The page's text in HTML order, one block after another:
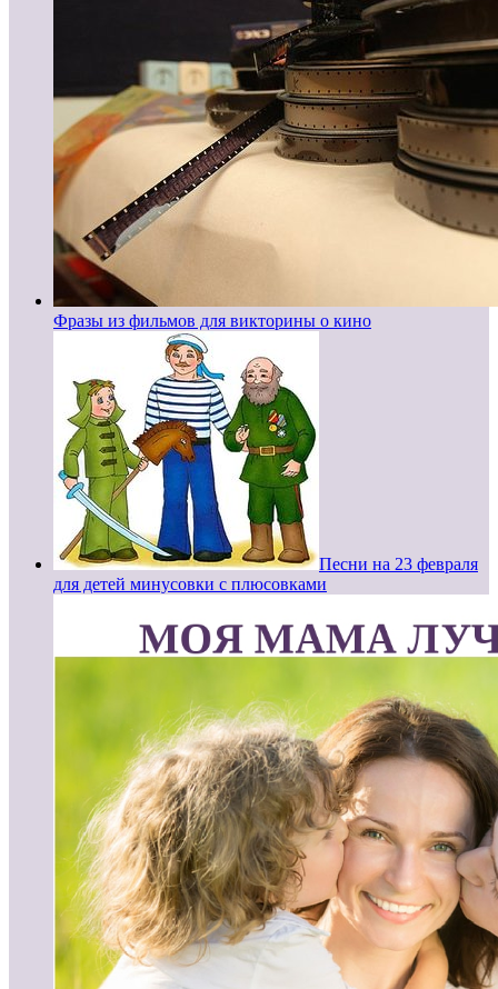
Фразы из фильмов для викторины о кино
Песни на 23 февраля
для детей минусовки с плюсовками